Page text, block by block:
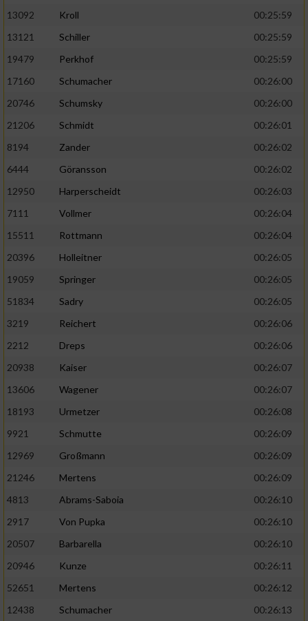
13092
Kroll
00:25:59
13121
Schiller
00:25:59
19479
Perkhof
00:25:59
17160
Schumacher
00:26:00
20746
Schumsky
00:26:00
21206
Schmidt
00:26:01
8194
Zander
00:26:02
6444
Göransson
00:26:02
12950
Harperscheidt
00:26:03
7111
Vollmer
00:26:04
15511
Rottmann
00:26:04
20396
Holleitner
00:26:05
19059
Springer
00:26:05
51834
Sadry
00:26:05
3219
Reichert
00:26:06
2212
Dreps
00:26:06
20938
Kaiser
00:26:07
13606
Wagener
00:26:07
18193
Urmetzer
00:26:08
9921
Schmutte
00:26:09
12969
Großmann
00:26:09
21246
Mertens
00:26:09
4813
Abrams-Saboia
00:26:10
2917
Von Pupka
00:26:10
20507
Barbarella
00:26:10
20946
Kunze
00:26:11
52651
Mertens
00:26:12
12438
Schumacher
00:26:13
Verwendung genauer Standortdaten
Informationen identifizieren
Nicht-IAB-Verarbeitungszwecke:
Funktional
Werbung